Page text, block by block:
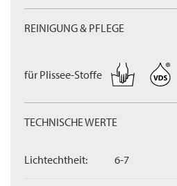
REINIGUNG & PFLEGE
für Plissee-Stoffe
TECHNISCHE WERTE
Lichtechtheit: 6-7